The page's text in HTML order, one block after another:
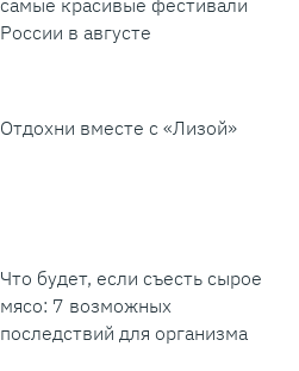
самые красивые фестивали
России в августе
Отдохни вместе с «Лизой»
Что будет, если съесть сырое
мясо: 7 возможных
последствий для организма